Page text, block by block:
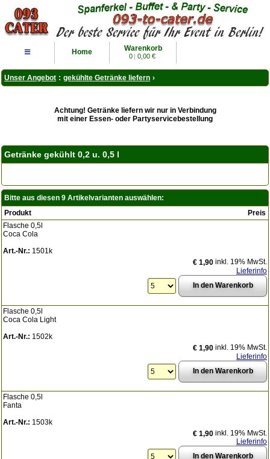
≡ Home Warenkorb
0 | 0,00 €
Unser Angebot : gekühlte Getränke liefern ›
Achtung! Getränke liefern wir nur in Verbindung
mit einer Essen- oder Partyservicebestellung
Getränke gekühlt 0,2 u. 0,5 l
Bitte aus diesen 9 Artikelvarianten auswählen:
Produkt
Preis
Flasche 0,5l
Coca Cola
Art.-Nr.: 1501k
€ 1,90 inkl. 19% MwSt.
Lieferinfo
Flasche 0,5l
Coca Cola Light
Art.-Nr.: 1502k
€ 1,90 inkl. 19% MwSt.
Lieferinfo
Flasche 0,5l
Fanta
Art.-Nr.: 1503k
€ 1,90 inkl. 19% MwSt.
Lieferinfo